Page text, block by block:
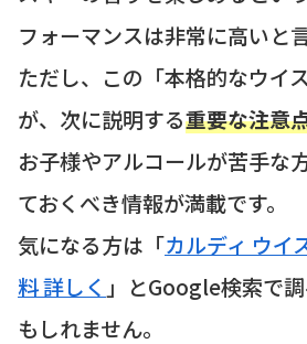
フォーマンスは非常に高いと言
ただし、この「本格的なウイ
が、次に説明する重要な注意
お子様やアルコールが苦手な
ておくべき情報が満載です。
気になる方は「カルディ ウイ
料 詳しく 」とGoogle検索で
もしれません。